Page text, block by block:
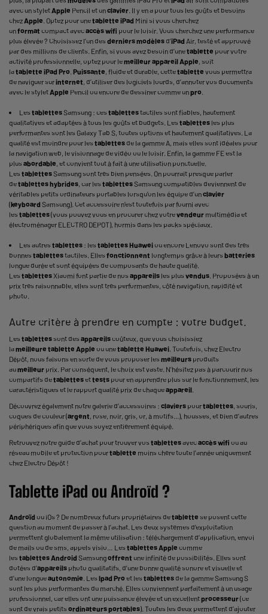
avec un styletApple Pencil et unclavier. Il y en a pour tous les goûts et besoins
chezApple. Optez pour unetablette iPad Mini si vous cherchez
unformat compact avecaccès wifi pour le loisir. Vous cherchez une performance
plus élevée ? Choisissez l’un des derniersmodèlesd’iPad Air, testé et approuvé
par des millions de clients. Enfin, si vous avez besoin d’unetablette pour votre
activité professionnelle, optez pour lemeilleurappareilApple, soit
latablette iPad Pro. Puissante, fluide et durable, cettetablette vous permettra
de naviguer surinternet, d’utiliser des logiciels lourds, d’annoter vos documents
avec le styletApple Pencil ou encore de dessiner comme unpro.
Les tablettesSamsung : ces tablettestactiles sont fiables, hautement
qualitatives et adaptées à tous les goûts et budgets. Les tablettes les plus
performantes sont les Galaxy Tab S, toutes options et hautement qualitatives. La
qualité est moindre pour les tablettesde la gamme A, mais elles sont idéales pour
la navigation web, le visionnage de vidéo ou le loisir. Enfin, la gamme FE est la
plus abordable, et convient tout à fait à une utilisation ponctuelle.
Les tablettesSamsung sont très bien pensées. On pourrait presque parler
detabletteshybrides, car les tablettesSamsung compatibles deviennent de
véritables petits ordinateurs portables lorsqu’on les équipe d’unclavier
(keyboard Samsung). Cet accessoire n’est toutefois par fourni avec
les tablettes(vous pouvez vous en procurer chez votrevendeur multimédia et
électroménager ELECTRO DEPOT), hormis dans les packs spéciaux.
Les autres tablettes : les tablettesHuaweiou encore Lenovo sont des très
bonnes tablettestactiles. Elles fonctionnent longtemps grâce à leurs batteries
longue durée et sont équipées de composants de haute qualité.
Les tablettes Xiaomi font partie de nos appareils les plus vendus. Proposées à un
prix très raisonnable, elles sont très performantes, côté navigation, rapidité et
photo.
Autre critère à prendre en compte : votre budget.
Les tablettessont des appareilscoûteux, que vous choisissiez
lameilleure tablette Apple ou unetablette Huawei. Toutefois, chez Electro
Dépôt, nous faisons en sorte de vous proposer les meilleurs produits
aumeilleur prix. Par conséquent, le choix est vaste. N'hésitez pas à parcourir nos
compartifs detablettesettests pour en apprendre plus sur le fonctionnement, les
caractéristiques et le rapport qualité prix de chaqueappareil.
Découvrez également notre galerie d’accessoires : claviers pourtablettes, souris,
coques de couleur (argent, rose, noir, gris, or, à motifs...), housses, et bien d’autres
périphériques afin que vous soyez entièrement équipé.
Retrouvez notreguide d’achat pour trouver vos tablettesavecaccès wifi ou au
réseau mobile et protection pourtablette moins chère toute l'année uniquement
chez Electro Dépôt !
Tablette iPad ou Androïd ?
Androïd ou iOs ? De nombreux futurs propriétaires detablette se posent cette
question au moment de passer à l’achat. Les deux systèmes d’exploitation
permettent globalement la même utilisation : téléchargement d’application, envoi
de mails ou de sms, appels visio… Les tablettesApple comme
les tablettesAndroid Samsungoffrent une infinité de possibilités. Elles sont
dotées d’appareils photo qualitatifs, d’une bonne qualité sonore et visuelle et
d’une longueautonomie. Les Ipad Pro et les tablettesde la gamme Samsung S
sont les plus performantes du marché. Elles conviennent parfaitement à un usage
professionnel, car elles ont une puissance élevée et un excellentprocesseur(ce
sont de vrais petits ordinateurs portables). Toutes les deux permettent d’ajouter